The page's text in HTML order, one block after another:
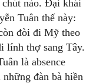
chút nào. Đại khái
Tuân thế này:
đòi đi Mỹ theo
lính thợ sang Tây.
là absence
đàn bà hiền